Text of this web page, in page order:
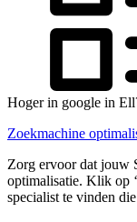
Hoger in google in
Zoekmachine
Zorg ervoor dat jouw
optimalisatie. Klik op
specialist te vinden